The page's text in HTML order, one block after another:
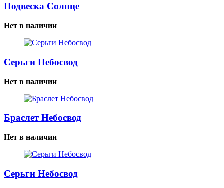
Подвеска Солнце
Нет в наличии
Серьги Небосвод
Нет в наличии
Браслет Небосвод
Нет в наличии
Серьги Небосвод